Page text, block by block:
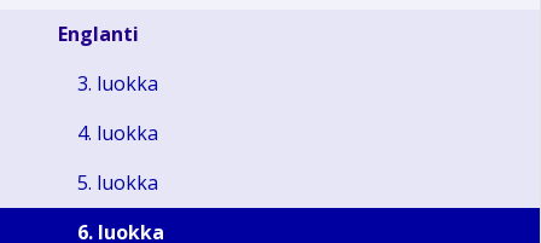
Englanti
3. luokka
4. luokka
5. luokka
6. luokka